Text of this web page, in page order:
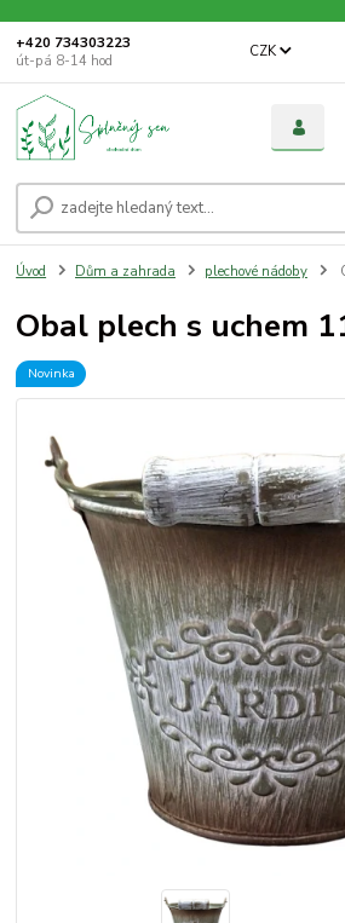
CZK
+420 734303223
út-pá 8-14 hod
Úvod Dům a zahrada plechové nádoby
Obal plech s uchem
Novinka